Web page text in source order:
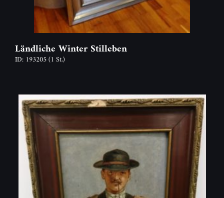
Ländliche Winter Stilleben
ID: 193205(1 St.)